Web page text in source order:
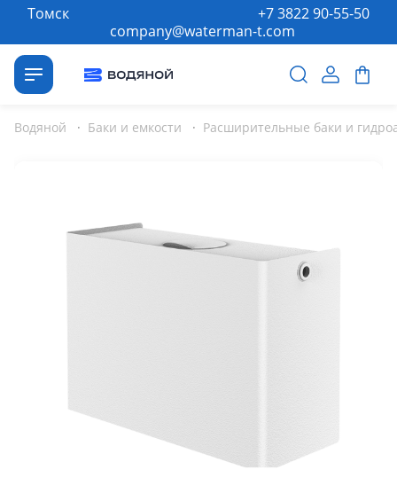
Томск
company@waterman-t.com
+7 3822 90-55-50
Водяной · Баки и емкости · Расширительные баки и